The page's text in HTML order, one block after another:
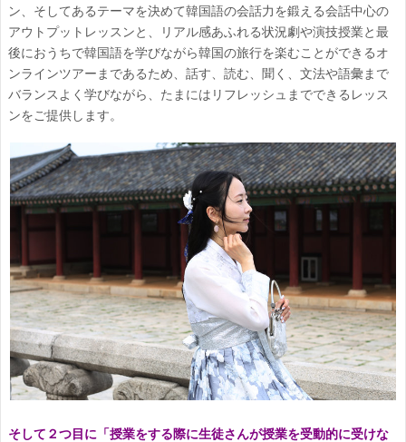
ン、そしてあるテーマを決めて韓国語の会話力を鍛える会話中心の
アウトプットレッスンと、リアル感あふれる状況劇や演技授業と最
後におうちで韓国語を学びながら韓国の旅行を楽むことができるオ
ンラインツアーまであるため、話す、読む、聞く、文法や語彙まで
バランスよく学びながら、たまにはリフレッシュまでできるレッス
ンをご提供します。
そして２つ目に 「授業をする際に生徒さんが授業を受動的に受けな